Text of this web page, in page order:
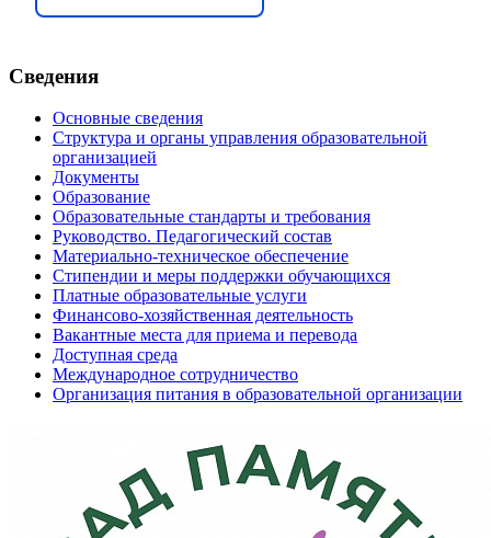
Сведения
Основные сведения
Структура и органы управления образовательной
организацией
Документы
Образование
Образовательные стандарты и требования
Руководство. Педагогический состав
Материально-техническое обеспечение
Стипендии и меры поддержки обучающихся
Платные образовательные услуги
Финансово-хозяйственная деятельность
Вакантные места для приема и перевода
Доступная среда
Международное сотрудничество
Организация питания в образовательной организации